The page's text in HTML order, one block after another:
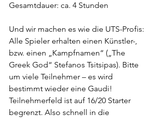
Gesamtdauer: ca. 4 Stunden
Und wir machen es wie die UTS-Profis:
Alle Spieler erhalten einen Künstler-,
bzw. einen „Kampfnamen“ („The
Greek God“ Stefanos Tsitsipas). Bitte
um viele Teilnehmer – es wird
bestimmt wieder eine Gaudi!
Teilnehmerfeld ist auf 16/20 Starter
begrenzt. Also schnell in die